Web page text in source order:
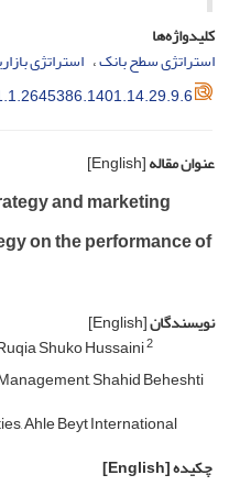
کلیدواژه‌ها
استراتژی سطح بانک استراتژی
عنوان مقاله[English]
and marketing
on the performance of
نویسندگان[English]
Shuko Hussaini2
Shahid Beheshti
Ahle Beyt International
چکیده[English]